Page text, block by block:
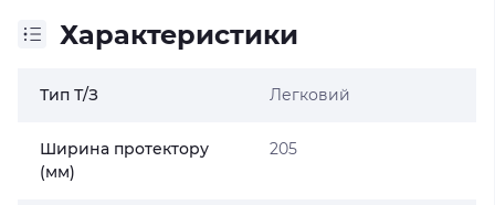
Характеристики
Тип Т/З Легковий
Ширина протектору
(мм)
205